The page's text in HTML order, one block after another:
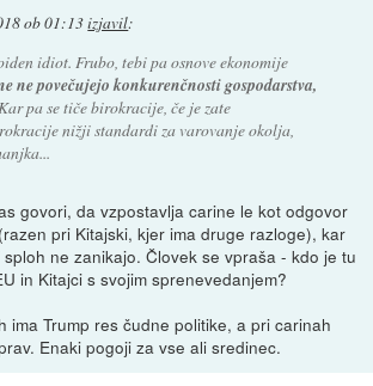
ob 01:13izjavil:
idiot. Frubo, tebi pa osnove ekonomije
ne povečujejo konkurenčnosti gospodarstva,
pa se tiče birokracije, če je zate
nižji standardi za varovanje okolja,
govori, da vzpostavlja carine le kot odgovor
pri Kitajski, kjer ima druge razloge), kar
ne zanikajo. Človek se vpraša - kdo je tu
in Kitajci s svojim sprenevedanjem?
ima Trump res čudne politike, a pri carinah
Enaki pogoji za vse ali sredinec.